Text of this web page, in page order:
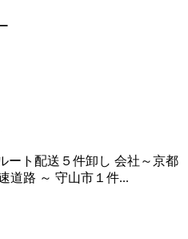
ート配送５件卸し 会社～京都
道路 ～ 守山市１件...